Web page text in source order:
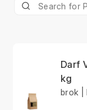
Darf
kg
brok |